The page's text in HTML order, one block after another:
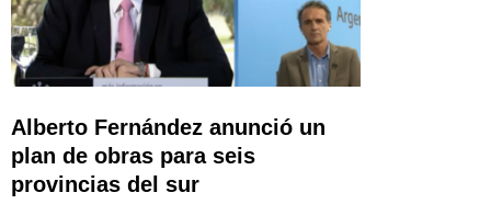
Alberto Fernández anunció un
plan de obras para seis
provincias del sur